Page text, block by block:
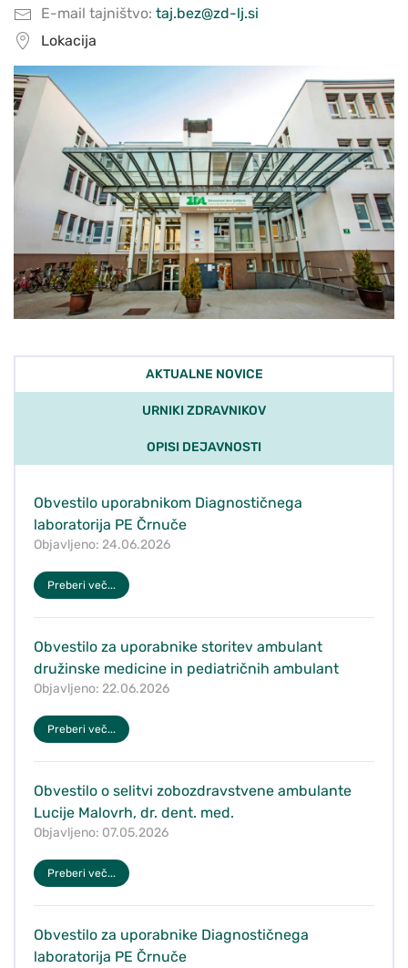
E-mail tajništvo: taj.bez@zd-lj.si
Lokacija
AKTUALNE NOVICE
URNIKI ZDRAVNIKOV
OPISI DEJAVNOSTI
Obvestilo uporabnikom Diagnostičnega
laboratorija PE Črnuče
Objavljeno: 24.06.2026
Preberi več...
Obvestilo za uporabnike storitev ambulant
družinske medicine in pediatričnih ambulant
Objavljeno: 22.06.2026
Preberi več...
Obvestilo o selitvi zobozdravstvene ambulante
Lucije Malovrh, dr. dent. med.
Objavljeno: 07.05.2026
Preberi več...
Obvestilo za uporabnike Diagnostičnega
laboratorija PE Črnuče